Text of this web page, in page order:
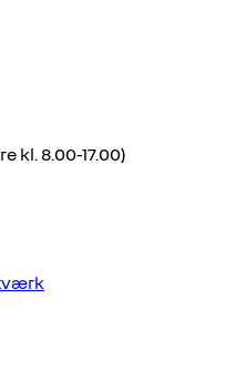
kl. 8.00-17.00)